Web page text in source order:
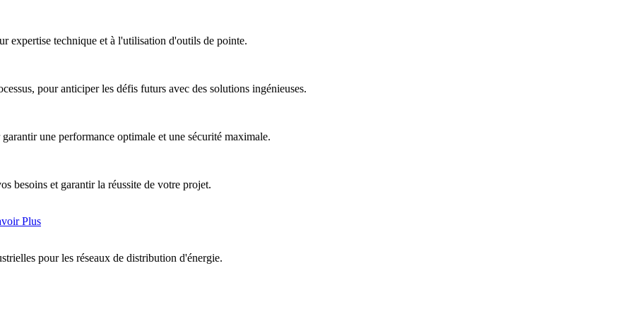
expertise technique et à l'utilisation d'outils de pointe.
pour anticiper les défis futurs avec des solutions ingénieuses.
une performance optimale et une sécurité maximale.
besoins et garantir la réussite de votre projet.
Plus
pour les réseaux de distribution d'énergie.